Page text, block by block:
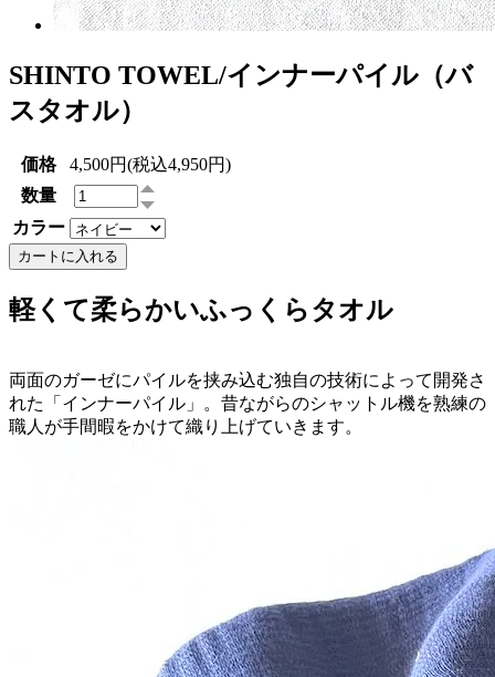
SHINTO TOWEL/インナーパイル（バ
スタオル）
価格
4,500円(税込4,950円)
数量
カラー
カートに入れる
軽くて柔らかいふっくらタオル
両面のガーゼにパイルを挟み込む独自の技術によって開発さ
れた「インナーパイル」。昔ながらのシャットル機を熟練の
職人が手間暇をかけて織り上げていきます。